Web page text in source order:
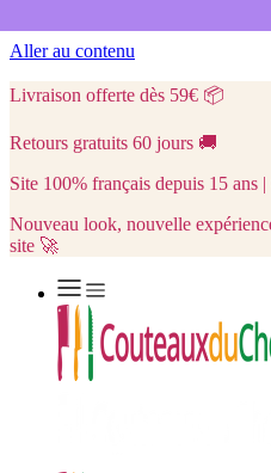
Aller au contenu
Livraison offerte dès 59€ 📦
Retours gratuits 60 jours 🚚
Site 100% français depuis 15
Nouveau look, nouvelle
site 🚀